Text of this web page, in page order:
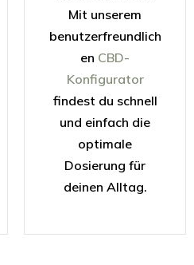
Mit unserem
benutzerfreundlich
en CBD-
Konfigurator
findest du schnell
und einfach die
optimale
Dosierung für
deinen Alltag.